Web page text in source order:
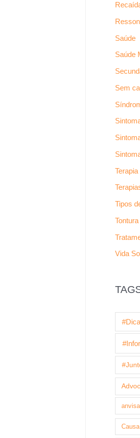
Saúde
Saúde
Sem
Tipos
Vida
anvisa
Causa